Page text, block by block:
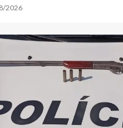
2026